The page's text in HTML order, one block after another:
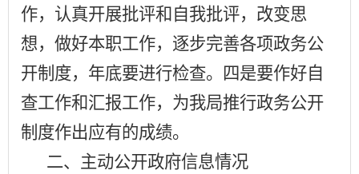
作，认真开展批评和自我批评，改变思
想，做好本职工作，逐步完善各项政务公
开制度，年底要进行检查。四是要作好自
查工作和汇报工作，为我局推行政务公开
制度作出应有的成绩。
二、主动公开政府信息情况